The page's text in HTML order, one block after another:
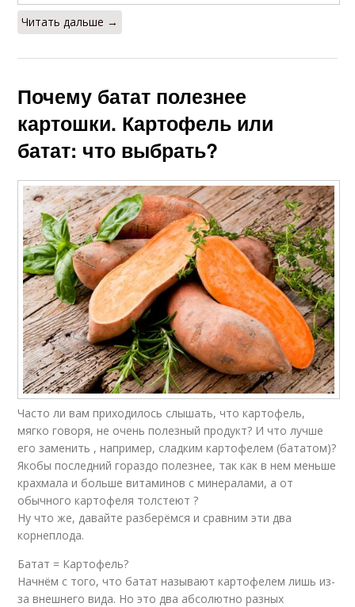
Читать дальше →
Почему батат полезнее
картошки. Картофель или
батат: что выбрать?
Часто ли вам приходилось слышать, что картофель,
мягко говоря, не очень полезный продукт? И что лучше
его заменить , например, сладким картофелем (бататом)?
Якобы последний гораздо полезнее, так как в нем меньше
крахмала и больше витаминов с минералами, а от
обычного картофеля толстеют ?
Ну что же, давайте разберёмся и сравним эти два
корнеплода.
Батат = Картофель?
Начнём с того, что батат называют картофелем лишь из-
за внешнего вида. Но это два абсолютно разных